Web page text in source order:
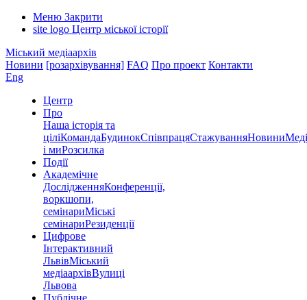
Меню Закрити
site logo Центр міської історії
Міський медіаархів
Новини [розархівування] FAQ Про проект Контакти
Eng
Центр
Про
Наша історія та
ціліКомандаБудинокСпівпрацяСтажуванняНовини
і миРозсилка
Події
Академічне
ДослідженняКонференції,
воркшопи,
семінариМіські
семінариРезиденції
Цифрове
Інтерактивний
ЛьвівМіський
медіаархівВулиці
Львова
Публічне